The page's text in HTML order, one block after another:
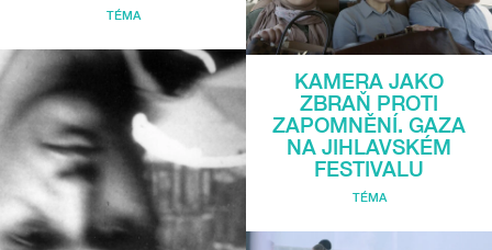
TÉMA
KAMERA JAKO
ZBRAŇ PROTI
ZAPOMNĚNÍ. GAZA
NA JIHLAVSKÉM
FESTIVALU
TÉMA